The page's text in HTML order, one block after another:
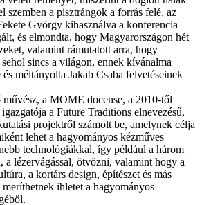
szemben a pisztrángok a forrás felé, az
György kihasználva a konferencia
és elmondta, hogy Magyarországon hét
valamint rámutatott arra, hogy
sincs a világon, ennek kívánalma
méltányolta Jakab Csaba felvetéseinek
a MOME docense, a 2010-től
a Future Traditions elnevezésű,
projektről számolt be, amelynek célja
lehet a hagyományos kézműves
technológiákkal, így például a három
a lézervágással, ötvözni, valamint hogy a
a kortárs design, építészet és más
ihletet a hagyományos